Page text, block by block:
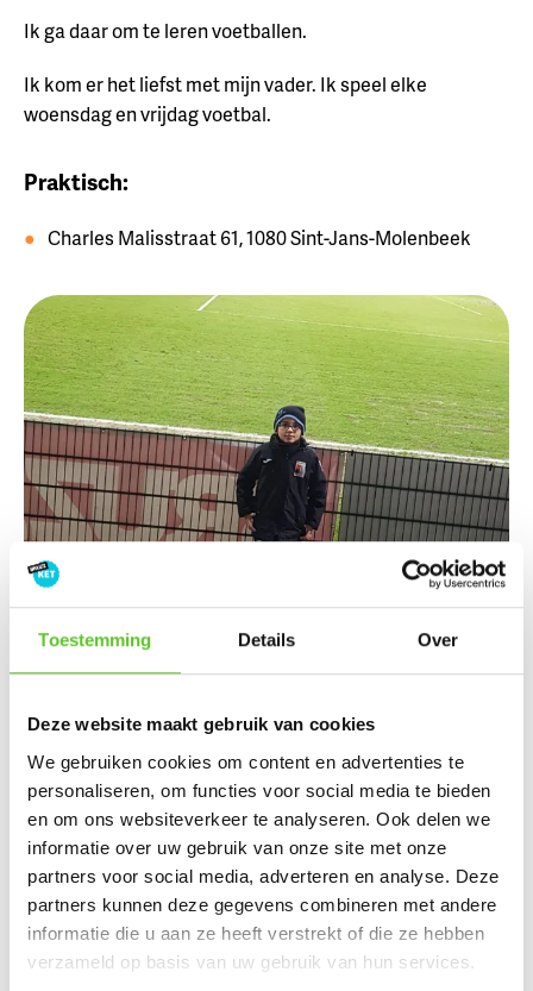
Toestemming Details Over
Deze website maakt gebruik van cookies
We gebruiken cookies om content en advertenties te
personaliseren, om functies voor social media te bieden
en om ons websiteverkeer te analyseren. Ook delen we
informatie over uw gebruik van onze site met onze
partners voor social media, adverteren en analyse. Deze
partners kunnen deze gegevens combineren met andere
informatie die u aan ze heeft verstrekt of die ze hebben
verzameld op basis van uw gebruik van hun services.
Ik ga daar om te leren voetballen.
Ik kom er het liefst met mijn vader. Ik speel elke
woensdag en vrijdag voetbal.
Praktisch:
Charles Malisstraat 61, 1080 Sint-Jans-Molenbeek
© Adam| Adam in het voetbalstadion van RWDM
De Brussel-gids
Op de kaart hieronder ontdek je nog meer
lievelingsplekken van andere BRUZZ Ketten. Klik op een
van de rode pinnetjes en leer een nieuw favoriet plekje in
Brussel kennen.